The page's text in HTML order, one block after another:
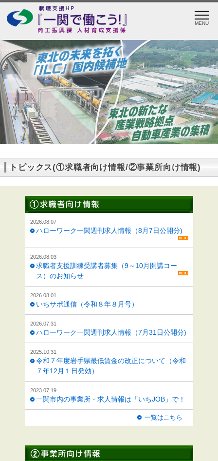
MENU
トピックス(①求職者向け情報/②事業所向け情報)
2026.08.07
ハローワーク一関週刊求人情報（8月7日公開分)
2026.08.03
求職者支援訓練受講者募集（9～10月開講コー
ス）のお知らせ
2026.08.01
いちサポ通信（令和８年８月号）
2026.07.31
ハローワーク一関週刊求人情報（7月31日公開分)
2025.10.31
令和７年度岩手県最低賃金の改正について（令和
７年12月１日発効）
2023.07.19
一関市内の事業所・求人情報は「いちJOB」で！
一覧はこちら